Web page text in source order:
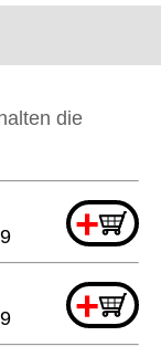
die
+
+